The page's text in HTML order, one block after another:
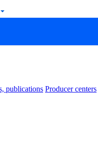
publications Producer centers